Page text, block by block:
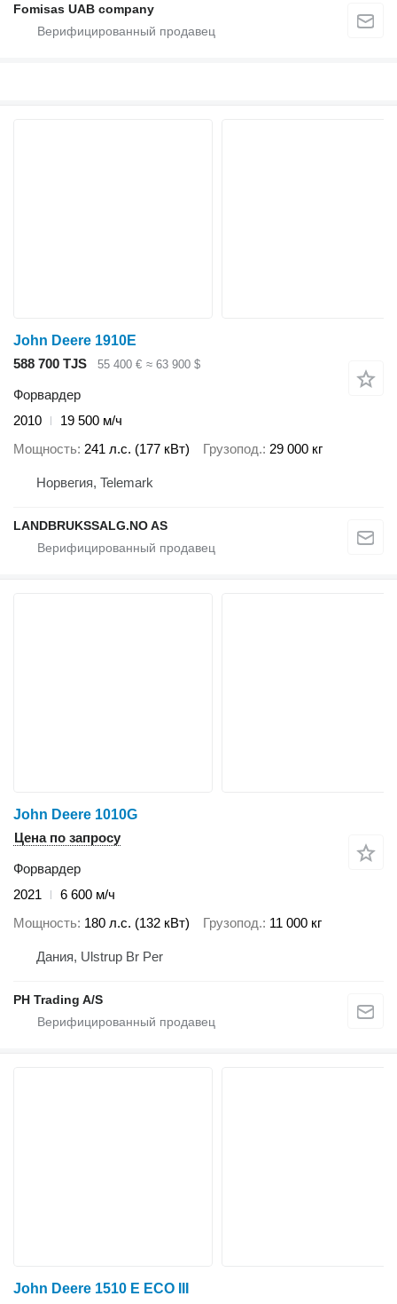
Fomisas UAB company
John Deere 1910E
588 700 TJS
55 400 € ≈ 63 900 $
Форвардер
2010
19 500 м/ч
Мощность 241 л.с. (177 кВт) Грузопод. 29 000 кг
Норвегия, Telemark
LANDBRUKSSALG.NO AS
John Deere 1010G
Цена по запросу
Форвардер
2021
6 600 м/ч
Мощность 180 л.с. (132 кВт) Грузопод. 11 000 кг
Дания, Ulstrup Br Per
PH Trading A/S
John Deere 1510 E ECO III